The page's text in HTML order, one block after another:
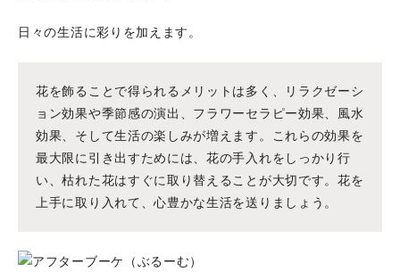
日々の生活に彩りを加えます。
花を飾ることで得られるメリットは多く、リラクゼーシ
ョン効果や季節感の演出、フラワーセラピー効果、風水
効果、そして生活の楽しみが増えます。これらの効果を
最大限に引き出すためには、花の手入れをしっかり行
い、枯れた花はすぐに取り替えることが大切です。花を
上手に取り入れて、心豊かな生活を送りましょう。